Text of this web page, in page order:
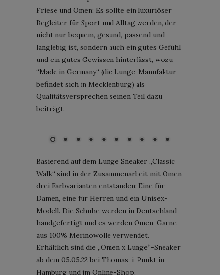
Friese und Omen: Es sollte ein luxuriöser
Begleiter für Sport und Alltag werden, der
nicht nur bequem, gesund, passend und
langlebig ist, sondern auch ein gutes Gefühl
und ein gutes Gewissen hinterlässt, wozu
“Made in Germany“ (die Lunge-Manufaktur
befindet sich in Mecklenburg) als
Qualitätsversprechen seinen Teil dazu
beiträgt.
Basierend auf dem Lunge Sneaker „Classic
Walk“ sind in der Zusammenarbeit mit Omen
drei Farbvarianten entstanden: Eine für
Damen, eine für Herren und ein Unisex-
Modell. Die Schuhe werden in Deutschland
handgefertigt und es werden Omen-Garne
aus 100% Merinowolle verwendet.
Erhältlich sind die „Omen x Lunge“-Sneaker
ab dem 05.05.22 bei Thomas-i-Punkt in
Hamburg und im Online-Shop.